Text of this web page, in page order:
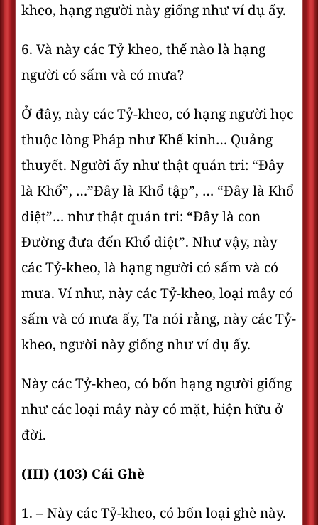
kheo, hạng người này giống như ví dụ ấy.
6. Và này các Tỷ kheo, thế nào là hạng
người có sấm và có mưa?
Ở đây, này các Tỷ-kheo, có hạng người học
thuộc lòng Pháp như Khế kinh… Quảng
thuyết. Người ấy như thật quán tri: “Ðây
là Khổ”, …”Ðây là Khổ tập”, … “Ðây là Khổ
diệt”… như thật quán tri: “Ðây là con
Ðường đưa đến Khổ diệt”. Như vậy, này
các Tỷ-kheo, là hạng người có sấm và có
mưa. Ví như, này các Tỷ-kheo, loại mây có
sấm và có mưa ấy, Ta nói rằng, này các Tỷ-
kheo, người này giống như ví dụ ấy.
Này các Tỷ-kheo, có bốn hạng người giống
như các loại mây này có mặt, hiện hữu ở
đời.
(III) (103) Cái Ghè
1. – Này các Tỷ-kheo, có bốn loại ghè này.